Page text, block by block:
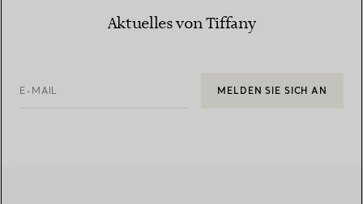
Aktuelles von Tiffany
E-MAIL MELDEN SIE SICH AN